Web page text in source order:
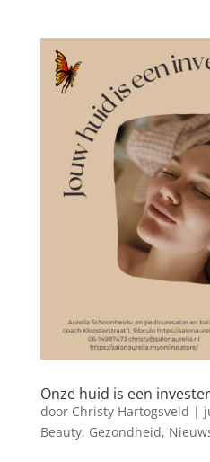
Onze huid is een
door Christy Hartogsveld |
Beauty, Gezondheid,